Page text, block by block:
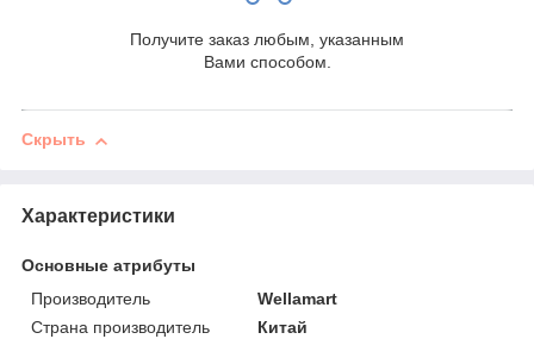
Получите заказ любым, указанным
Вами способом.
Скрыть
Характеристики
Основные атрибуты
Производитель
Wellamart
Страна производитель
Китай